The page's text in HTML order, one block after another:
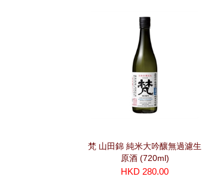
梵 山田錦 純米大吟釀無過濾生
原酒 (720ml)
HKD 280.00